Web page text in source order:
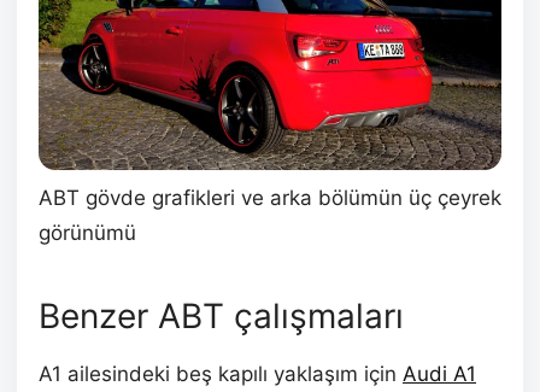
ABT gövde grafikleri ve arka bölümün üç çeyrek
görünümü
Benzer ABT çalışmaları
A1 ailesindeki beş kapılı yaklaşım için Audi A1